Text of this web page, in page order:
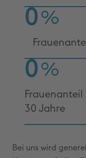
0%
30 Jahre
0%
Bei uns wird